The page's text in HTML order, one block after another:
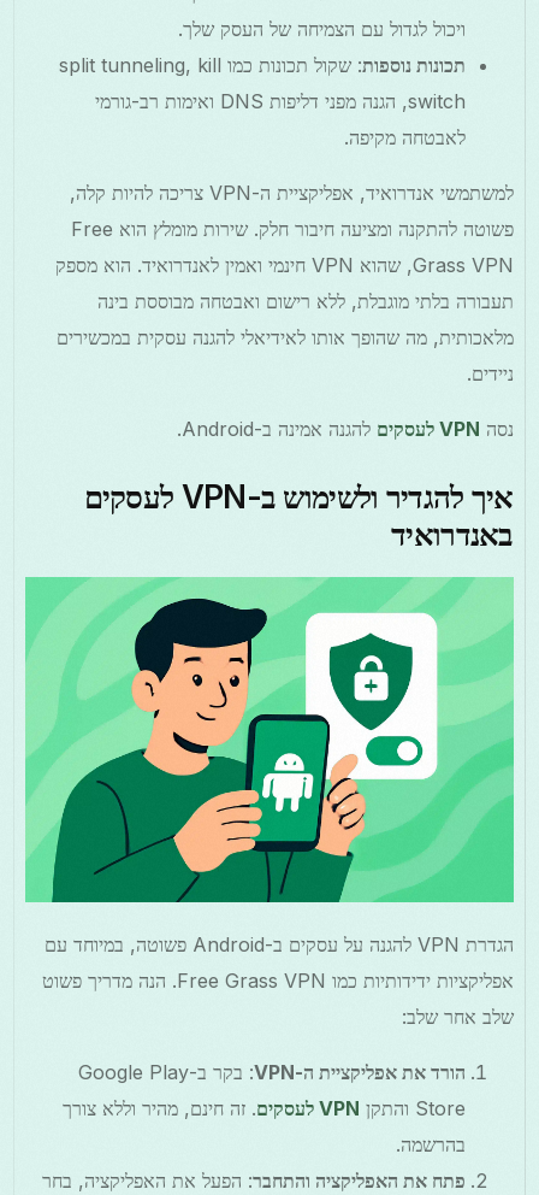
ויכול לגדול עם הצמיחה של העסק שלך.
תכונות נוספות
: שקול תכונות כמו split tunneling, kill
switch, הגנה מפני דליפות DNS ואימות רב-גורמי
לאבטחה מקיפה.
למשתמשי אנדרואיד, אפליקציית ה-VPN צריכה להיות קלה,
פשוטה להתקנה ומציעה חיבור חלק. שירות מומלץ הוא Free
Grass VPN, שהוא VPN חינמי ואמין לאנדרואיד. הוא מספק
תעבורה בלתי מוגבלת, ללא רישום ואבטחה מבוססת בינה
מלאכותית, מה שהופך אותו לאידיאלי להגנה עסקית במכשירים
ניידים.
נסה VPN לעסקים להגנה אמינה ב-Android.
איך להגדיר ולשימוש ב-VPN לעסקים
באנדרואיד
הגדרת VPN להגנה על עסקים ב-Android פשוטה, במיוחד עם
אפליקציות ידידותיות כמו Free Grass VPN. הנה מדריך פשוט
שלב אחר שלב:
הורד את אפליקציית ה-VPN
: בקר ב-Google Play
Store והתקן
VPN לעסקים
. זה חינם, מהיר וללא צורך
בהרשמה.
פתח את האפליקציה והתחבר: הפעל את האפליקציה, בחר